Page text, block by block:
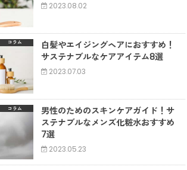
2023.08.02
コラム
白髪やエイジングヘアにおすすめ！
サステナブルなケアアイテム8選
2023.07.03
コラム
男性のためのスキンケアガイド！サ
ステナブルなメンズ化粧水おすすめ
7選
2023.05.23